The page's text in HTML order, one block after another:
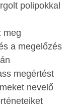
polipokkal
meg
a megelőzés
megértést
nevelő